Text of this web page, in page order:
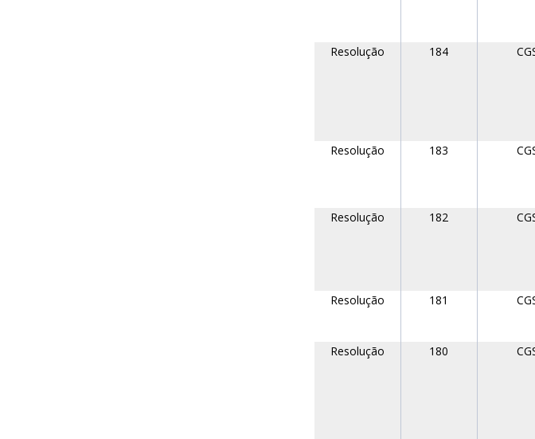
Resolução
184
Resolução
183
Resolução
182
Resolução
181
Resolução
180